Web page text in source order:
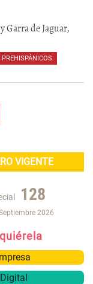
Garra de Jaguar,
PREHISPÁNICOS
VIGENTE
128
2026
Digital